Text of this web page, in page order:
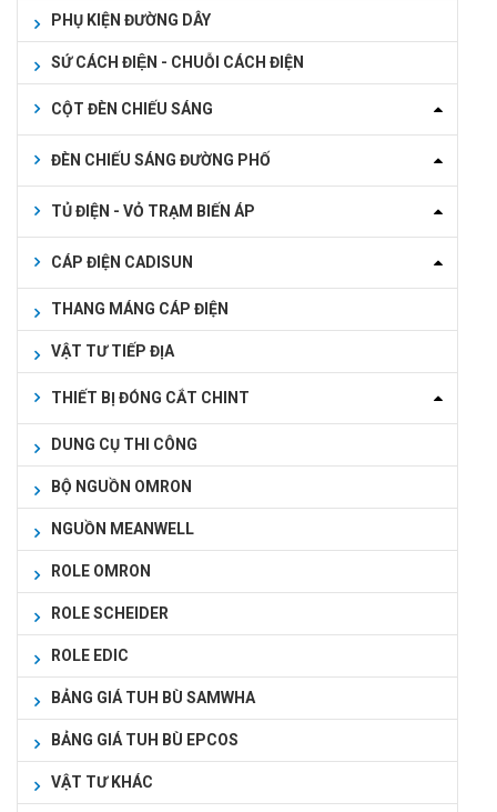
PHỤ KIỆN ĐƯỜNG DÂY
SỨ CÁCH ĐIỆN - CHUỖI CÁCH ĐIỆN
CỘT ĐÈN CHIẾU SÁNG
ĐÈN CHIẾU SÁNG ĐƯỜNG PHỐ
TỦ ĐIỆN - VỎ TRẠM BIẾN ÁP
CÁP ĐIỆN CADISUN
THANG MÁNG CÁP ĐIỆN
VẬT TƯ TIẾP ĐỊA
THIẾT BỊ ĐÓNG CẮT CHINT
DUNG CỤ THI CÔNG
BỘ NGUỒN OMRON
NGUỒN MEANWELL
ROLE OMRON
ROLE SCHEIDER
ROLE EDIC
BẢNG GIÁ TUH BÙ SAMWHA
BẢNG GIÁ TUH BÙ EPCOS
VẬT TƯ KHÁC